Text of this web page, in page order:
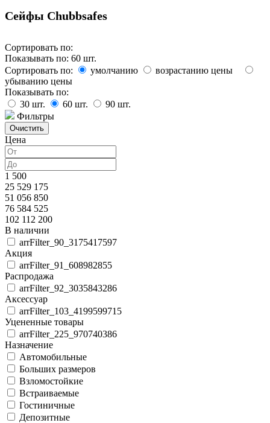
Сейфы Chubbsafes
Сортировать по:
Показывать по: 60 шт.
Сортировать по:
умолчанию
возрастанию цены
убыванию цены
Показывать по:
30 шт. 60 шт. 90 шт.
Фильтры
Цена
1 500
25 529 175
51 056 850
76 584 525
102 112 200
В наличии
arrFilter_90_3175417597
Акция
arrFilter_91_608982855
Распродажа
arrFilter_92_3035843286
Аксессуар
arrFilter_103_4199599715
Уцененные товары
arrFilter_225_970740386
Назначение
Автомобильные
Больших размеров
Взломостойкие
Встраиваемые
Гостиничные
Депозитные